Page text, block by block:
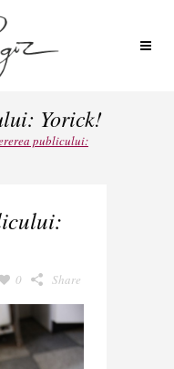
Yorick!
publicului:
0 Share